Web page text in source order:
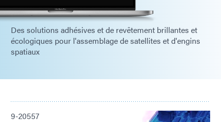
Des solutions adhésives et de revêtement brillantes et
écologiques pour l'assemblage de satellites et d'engins
spatiaux
9-20557